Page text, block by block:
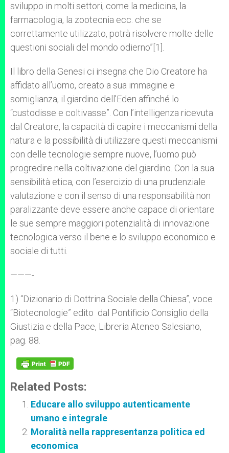
sviluppo in molti settori, come la medicina, la
farmacologia, la zootecnia ecc. che se
correttamente utilizzato, potrà risolvere molte delle
questioni sociali del mondo odierno”[1].
Il libro della Genesi ci insegna che Dio Creatore ha
affidato all’uomo, creato a sua immagine e
somiglianza, il giardino dell’Eden affinché lo
“custodisse e coltivasse”. Con l’intelligenza ricevuta
dal Creatore, la capacità di capire i meccanismi della
natura e la possibilità di utilizzare questi meccanismi
con delle tecnologie sempre nuove, l’uomo può
progredire nella coltivazione del giardino. Con la sua
sensibilità etica, con l’esercizio di una prudenziale
valutazione e con il senso di una responsabilità non
paralizzante deve essere anche capace di orientare
le sue sempre maggiori potenzialità di innovazione
tecnologica verso il bene e lo sviluppo economico e
sociale di tutti.
———-
1) “Dizionario di Dottrina Sociale della Chiesa”, voce
“Biotecnologie” edito dal Pontificio Consiglio della
Giustizia e della Pace, Libreria Ateneo Salesiano,
pag. 88.
Related Posts:
Educare allo sviluppo autenticamente
umano e integrale
Moralità nella rappresentanza politica ed
economica